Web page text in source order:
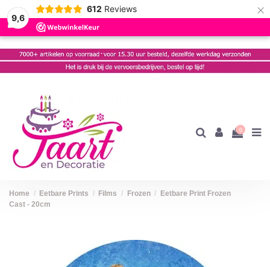
9,6
612 Reviews ×
0
Home Eetbare Prints Films Frozen
Eetbare Print Frozen
Cast - 20cm